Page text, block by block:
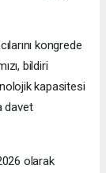
kongrede
bildiri
kapasitesi
davet
olarak